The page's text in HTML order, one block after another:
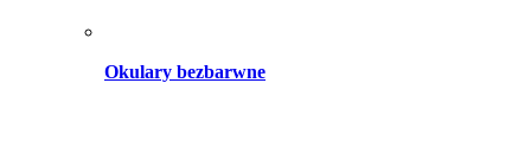
Okulary bezbarwne